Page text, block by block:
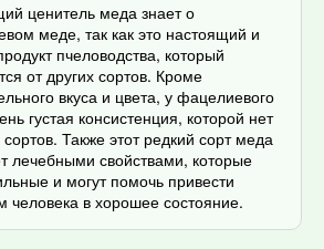
ценитель меда знает о
меде, так как это настоящий и
пчеловодства, который
от других сортов. Кроме
вкуса и цвета, у фацелиевого
густая консистенция, которой нет
сортов. Также этот редкий сорт меда
лечебными свойствами, которые
и могут помочь привести
человека в хорошее состояние.